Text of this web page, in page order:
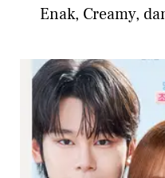
Enak, Creamy,